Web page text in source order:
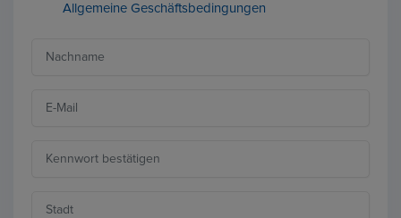
Allgemeine Geschäftsbedingungen